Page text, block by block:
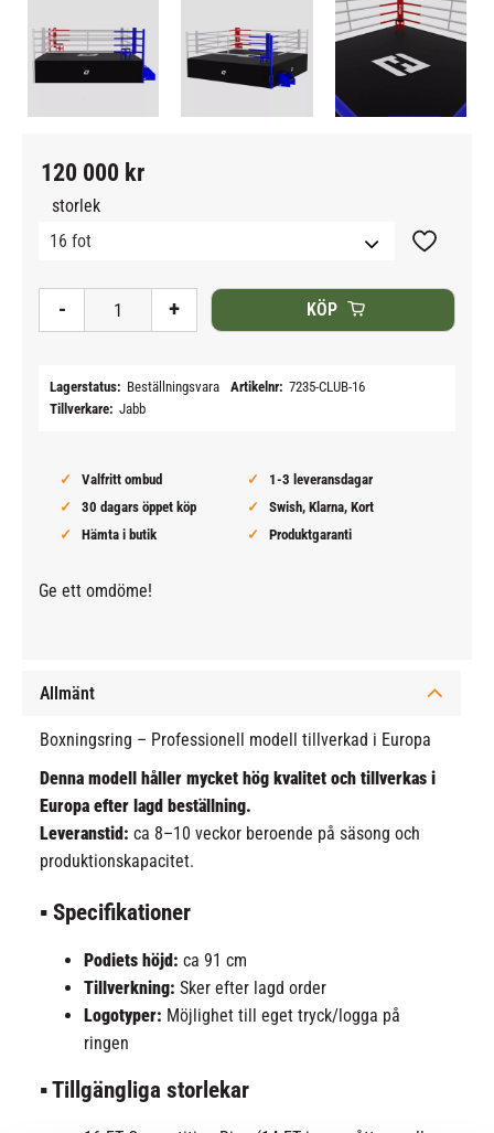
120 000 kr
storlek
+
- KÖP
Lägg till
Lagerstatus Beställningsvara Artikelnr 7235-CLUB-16
Tillverkare Jabb
Valfritt ombud
1-3 leveransdagar
30 dagars öppet köp
Swish, Klarna, Kort
Hämta i butik
Produktgaranti
Ge ett omdöme!
Allmänt
Boxningsring – Professionell modell tillverkad i Europa
Denna modell håller mycket hög kvalitet och tillverkas i
Europa efter lagd beställning.
Leveranstid: ca 8–10 veckor beroende på säsong och
produktionskapacitet.
▪ Specifikationer
Podiets höjd: ca 91 cm
Tillverkning: Sker efter lagd order
Logotyper: Möjlighet till eget tryck/logga på
ringen
▪ Tillgängliga storlekar